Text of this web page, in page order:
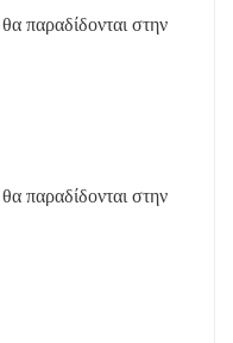
παραδίδονται στην
παραδίδονται στην